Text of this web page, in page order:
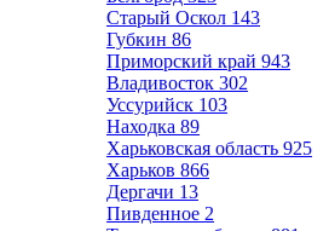
Старый Оскол 143
Губкин 86
Приморский край 943
Владивосток 302
Уссурийск 103
Находка 89
Харьковская область 925
Харьков 866
Дергачи 13
Пивденное 2